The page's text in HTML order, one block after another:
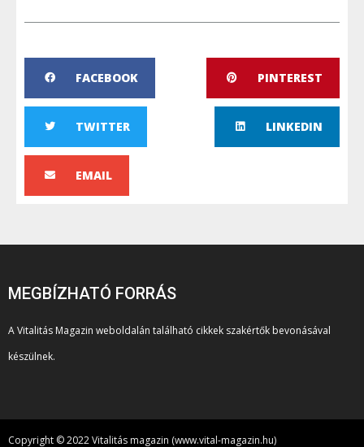
FACEBOOK PINTEREST
TWITTER LINKEDIN
EMAIL
MEGBÍZHATÓ FORRÁS
A Vitalitás Magazin weboldalán található cikkek szakértők bevonásával
készülnek.
Copyright © 2022 Vitalitás magazin (www.vital-magazin.hu)